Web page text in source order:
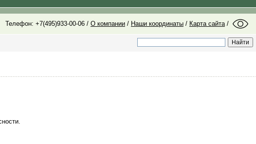
Телефон: +7(495)933-00-06 / О компании / Наши координаты / Карта сайта /